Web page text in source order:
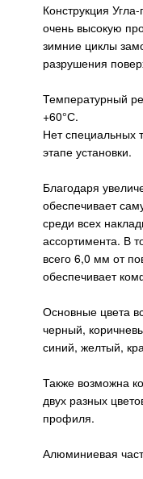
Конструкция
очень высокую
зимние циклы
разрушения
Температурный
+60°С.
Нет специальных
этапе установки.
Благодаря
обеспечивает
среди всех
ассортимента. В
всего 6,0 мм от
обеспечивает
Основные цвета
черный,
синий, желтый,
Также возможна
двух разных
профиля.
Алюминиевая